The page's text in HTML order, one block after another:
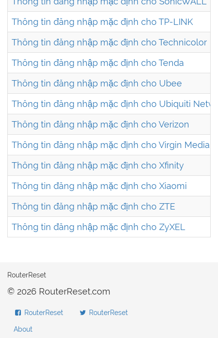
Thông tin đăng nhập mặc định cho TP-LINK
Thông tin đăng nhập mặc định cho Technicolor
Thông tin đăng nhập mặc định cho Tenda
Thông tin đăng nhập mặc định cho Ubee
Thông tin đăng nhập mặc định cho Ubiquiti
Thông tin đăng nhập mặc định cho Verizon
Thông tin đăng nhập mặc định cho Virgin Media
Thông tin đăng nhập mặc định cho Xfinity
Thông tin đăng nhập mặc định cho Xiaomi
Thông tin đăng nhập mặc định cho ZTE
Thông tin đăng nhập mặc định cho ZyXEL
RouterReset
© 2026 RouterReset.com
RouterReset RouterReset
About